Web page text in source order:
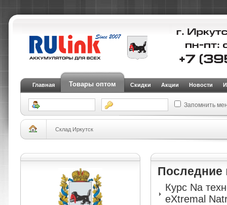
Главная Товары оптом Скидки Акции Новости
Запомнить
Склад Иркутск
Последние
Курс Na
eXtremal